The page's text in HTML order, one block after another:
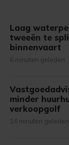
Laag
tweeën te
binnenvaart
6 minuten geleden
minder
verkoopgolf
14 minuten geleden